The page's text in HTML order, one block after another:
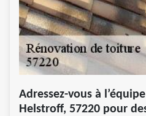
Adressez-vous à
Helstroff, 57220 pour